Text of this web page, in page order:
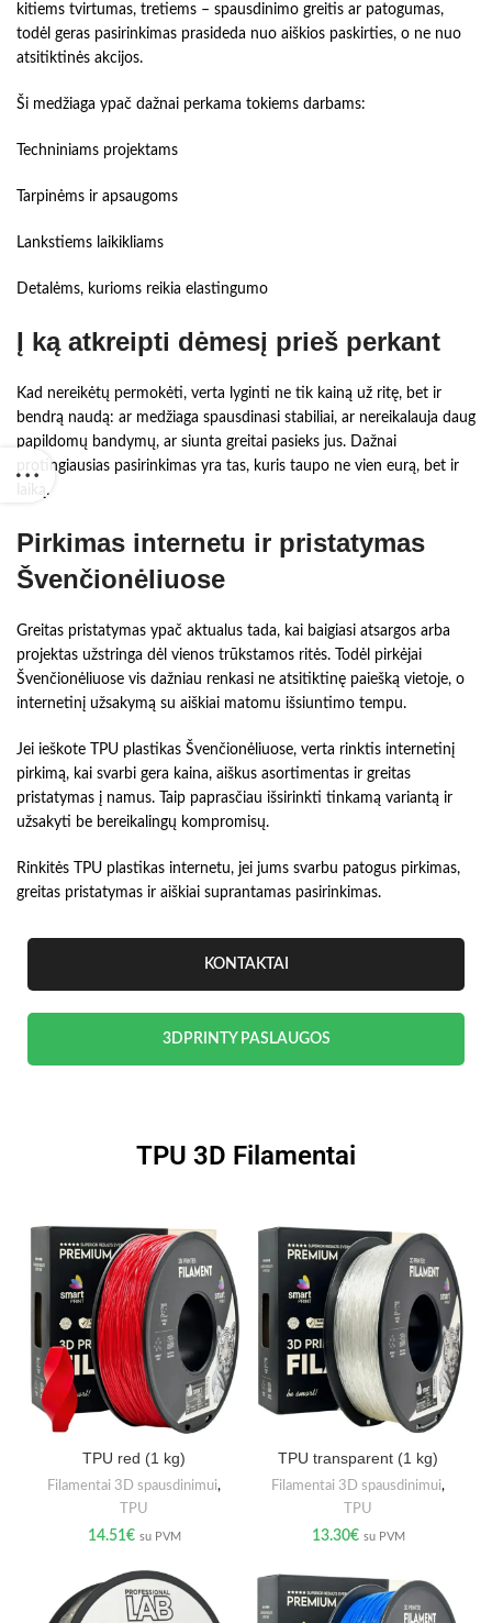
kitiems tvirtumas, tretiems – spausdinimo greitis ar patogumas,
todėl geras pasirinkimas prasideda nuo aiškios paskirties, o ne nuo
atsitiktinės akcijos.
Ši medžiaga ypač dažnai perkama tokiems darbams:
Techniniams projektams
Tarpinėms ir apsaugoms
Lankstiems laikikliams
Detalėms, kurioms reikia elastingumo
Į ką atkreipti dėmesį prieš perkant
Kad nereikėtų permokėti, verta lyginti ne tik kainą už ritę, bet ir
bendrą naudą: ar medžiaga spausdinasi stabiliai, ar nereikalauja daug
papildomų bandymų, ar siunta greitai pasieks jus. Dažnai
protingiausias pasirinkimas yra tas, kuris taupo ne vien eurą, bet ir
laiką.
Pirkimas internetu ir pristatymas
Švenčionėliuose
Greitas pristatymas ypač aktualus tada, kai baigiasi atsargos arba
projektas užstringa dėl vienos trūkstamos ritės. Todėl pirkėjai
Švenčionėliuose vis dažniau renkasi ne atsitiktinę paiešką vietoje, o
internetinį užsakymą su aiškiai matomu išsiuntimo tempu.
Jei ieškote TPU plastikas Švenčionėliuose, verta rinktis internetinį
pirkimą, kai svarbi gera kaina, aiškus asortimentas ir greitas
pristatymas į namus. Taip paprasčiau išsirinkti tinkamą variantą ir
užsakyti be bereikalingų kompromisų.
Rinkitės TPU plastikas internetu, jei jums svarbu patogus pirkimas,
greitas pristatymas ir aiškiai suprantamas pasirinkimas.
KONTAKTAI
3DPRINTY PASLAUGOS
TPU 3D Filamentai
TPU red (1 kg)
Filamentai 3D spausdinimui,
TPU
14.51€ su PVM
TPU transparent (1 kg)
Filamentai 3D spausdinimui,
TPU
13.30€ su PVM